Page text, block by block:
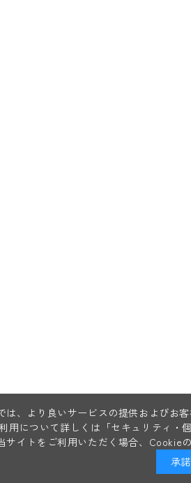
は、より良いサービスの提供およびお
用について詳しくは 「セキュリティ・
サイトをご利用いただく場合、Cookie
承